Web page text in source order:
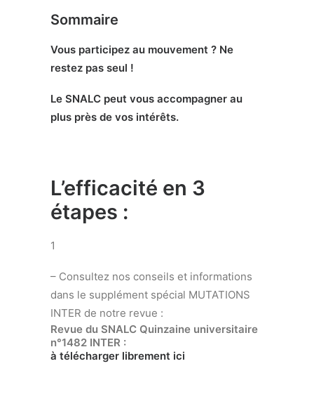
Sommaire
Vous participez au mouvement ? Ne
restez pas seul !
Le SNALC peut vous accompagner au
plus près de vos intérêts.
L’efficacité en 3
étapes :
1
– Consultez nos conseils et informations
dans le supplément spécial MUTATIONS
INTER de notre revue :
Revue du SNALC Quinzaine universitaire
n°1482 INTER :
à télécharger librement ici